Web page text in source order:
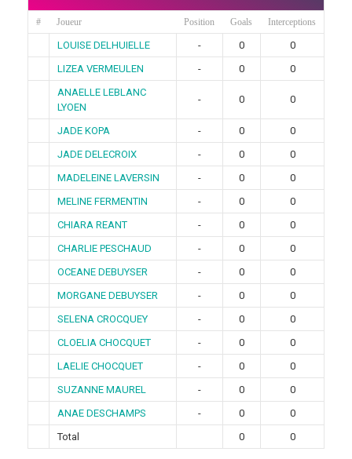
# Joueur Position Goals Interceptions
LOUISE DELHUIELLE - 0
0
LIZEA VERMEULEN
- 0
0
ANAELLE LEBLANC
LYOEN
- 0 0
JADE KOPA - 0
0
JADE DELECROIX
- 0
0
MADELEINE LAVERSIN
- 0
0
MELINE FERMENTIN
- 0
0
CHIARA REANT
- 0
0
CHARLIE PESCHAUD
- 0
0
OCEANE DEBUYSER
- 0
0
MORGANE DEBUYSER
- 0
0
SELENA CROCQUEY
- 0
0
CLOELIA CHOCQUET
- 0
0
LAELIE CHOCQUET
- 0
0
SUZANNE MAUREL
- 0
0
ANAE DESCHAMPS
- 0
0
Total
0 0